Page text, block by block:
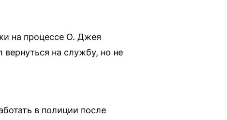
на процессе О. Джея
вернуться на службу, но не
в полиции после